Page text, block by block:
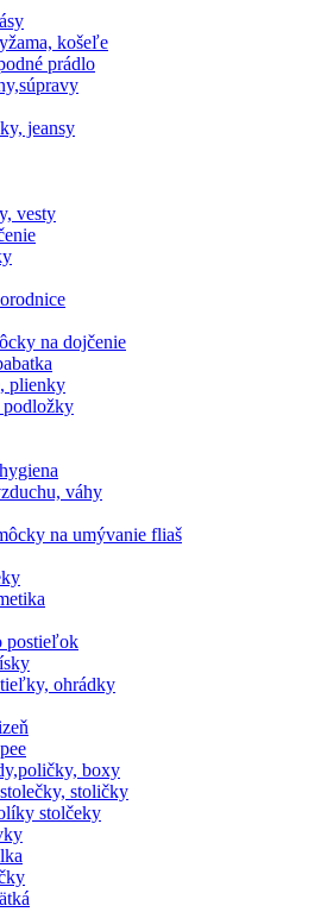
košeľe
prádlo
jeansy
vesty
na dojčenie
plienky
podložky
váhy
na umývanie fliaš
postieľok
ohrádky
boxy
stoličky
stolčeky